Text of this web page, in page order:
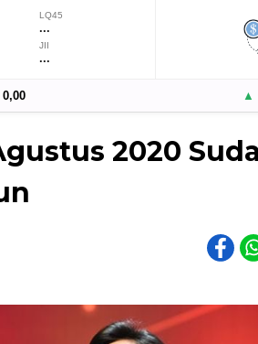
LQ45
...
JII
...
0,00 ▲
2020